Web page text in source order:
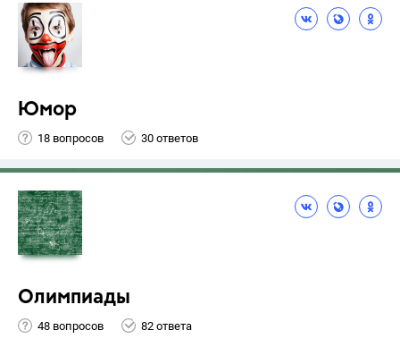
Юмор
18 вопросов 30 ответов
Олимпиады
48 вопросов 82 ответа